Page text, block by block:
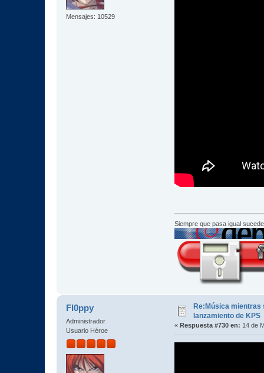
Mensajes: 10529
Siempre que pasa igual
Fl0ppy
Administrador
Usuario Héroe
Re:Música mientras
lanzamiento de KPS
« Respuesta #730 en: 14 de